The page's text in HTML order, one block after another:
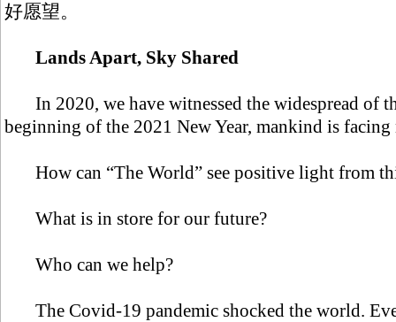
好愿望。
Lands Apart, Sky Shared
In 2020, we have witnessed the widespread of
beginning of the 2021 New Year, mankind is facing
How can “The World” see positive light from
What is in store for our future?
Who can we help?
The Covid-19 pandemic shocked the world.